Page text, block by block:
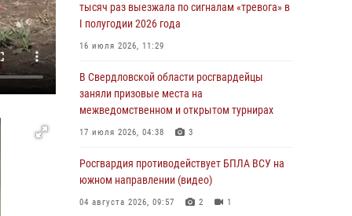
Представитель Управления Росгвардии по
Свердловской области рассказал об итогах
работы подразделения в эфире
30 июля 2026, 11:33 1
В Свердловской области росгвардейцы стали
призерами спартакиады «Динамо» памяти
29 июля 2026, 12:30 6
Православные священники поддержали
тысяч раз выезжала по сигналам «тревога» в
I полугодии 2026 года
16 июля 2026, 11:29
В Свердловской области росгвардейцы
заняли призовые места на
межведомственном и открытом турнирах
17 июля 2026, 04:38 3
Росгвардия противодействует БПЛА ВСУ на
южном направлении (видео)
04 августа 2026, 09:57 2 1